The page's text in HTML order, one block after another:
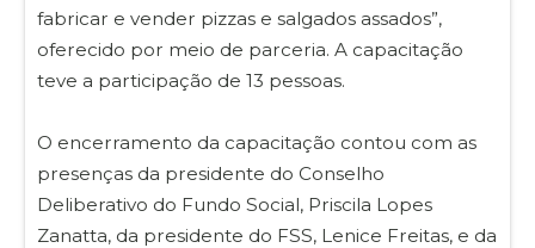
fabricar e vender pizzas e salgados assados”,
oferecido por meio de parceria. A capacitação
teve a participação de 13 pessoas.
O encerramento da capacitação contou com as
presenças da presidente do Conselho
Deliberativo do Fundo Social, Priscila Lopes
Zanatta, da presidente do FSS, Lenice Freitas, e da